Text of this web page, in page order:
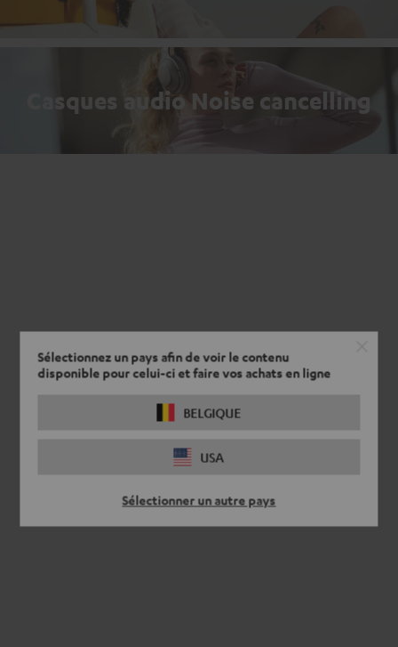
Sélectionnez un pays afin de voir le contenu
disponible pour celui-ci et faire vos achats en ligne
BELGIQUE
USA
Sélectionner un autre pays
Casques audio Noise cancelling